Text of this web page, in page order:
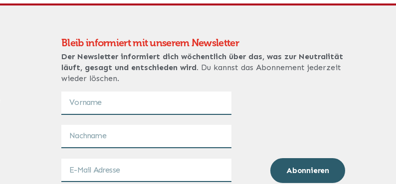
Bleib informiert mit unserem Newsletter
Der Newsletter informiert dich wöchentlich über das, was zur Neutralität
läuft, gesagt und entschieden wird. Du kannst das Abonnement jederzeit
wieder löschen.
Abonnieren